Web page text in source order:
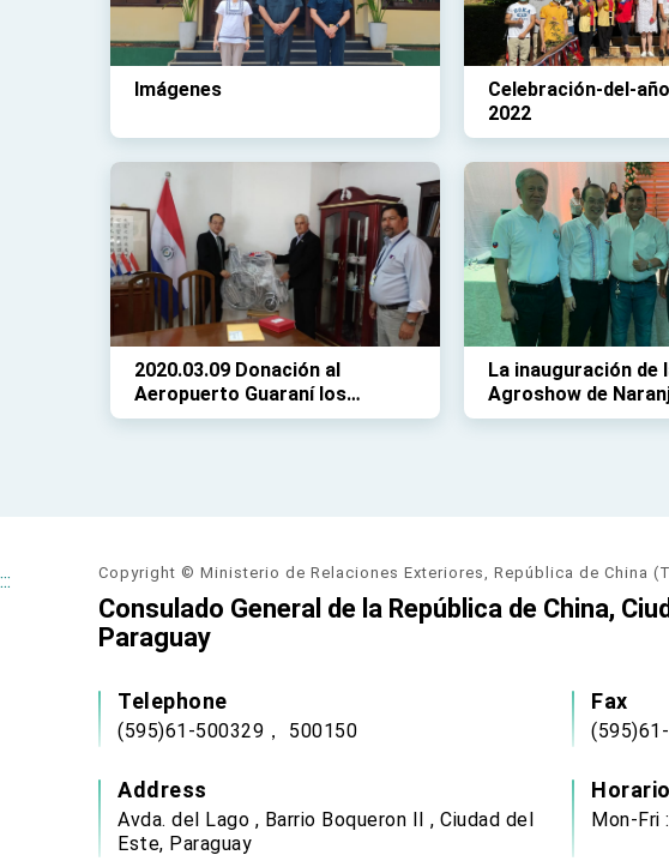
Imágenes
Celebración-del-
2022
2020.03.09 Donación al
Aeropuerto Guaraní los
intrumentos de control de
La inauguración de
Agroshow de
::: Copyright © Ministerio de Relaciones Exteriores, República de China
Consulado General de la República de China,
Paraguay
Telephone
(595)61-500329， 500150
Fax
Address
Avda. del Lago , Barrio Boqueron II , Ciudad del
Este, Paraguay
Mon-Fri